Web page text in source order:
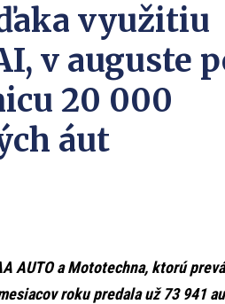
využitiu
v auguste
20 000
áut
AUTO a Mototechna, ktorú
roku predala už 73 941